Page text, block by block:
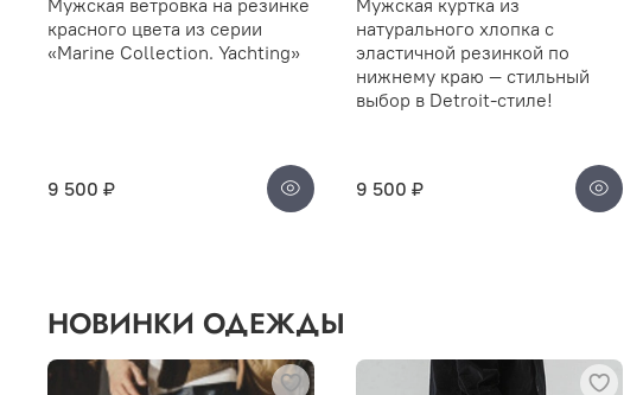
красного цвета из серии
«Marine Collection. Yachting»
9 500 ₽
натурального хлопка с
эластичной резинкой по
нижнему краю — стильный
выбор в Detroit-стиле!
9 500 ₽
НОВИНКИ ОДЕЖДЫ